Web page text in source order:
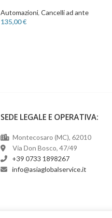
Automazioni, Cancelli ad ante
135,00€
SEDE LEGALE E OPERATIVA:
Montecosaro (MC), 62010
Via Don Bosco, 47/49
+39 0733 1898267
ti.ecivreslabolgaisa
@ofni